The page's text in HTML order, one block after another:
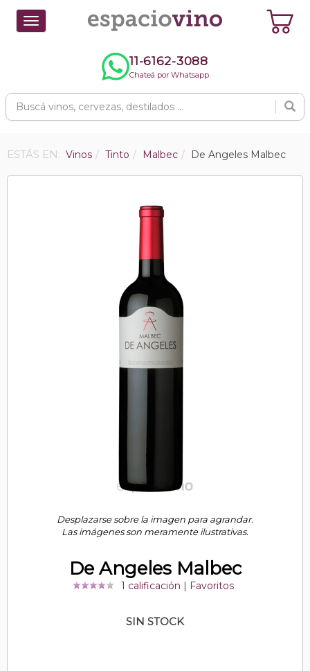
Toggle
navigation
11-6162-3088
Chateá por Whatsapp
ESTÁS EN: Vinos Tinto Malbec De Angeles Malbec
Desplazarse sobre la imagen para agrandar.
Las imágenes son meramente ilustrativas.
De Angeles Malbec
1 calificación Favoritos
SIN STOCK